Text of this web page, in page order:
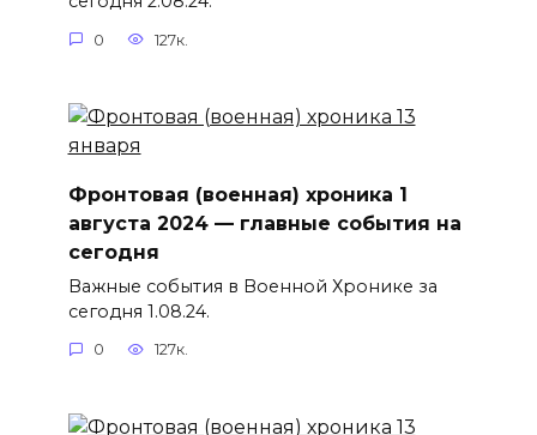
0 127к.
Фронтовая (военная) хроника 1
августа 2024 — главные события на
сегодня
Важные события в Военной Хронике за
сегодня 1.08.24.
0 127к.